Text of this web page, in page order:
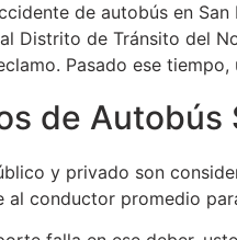
de autobús en
Distrito de Tránsito del
Pasado ese
de
y privado son
al conductor promedio